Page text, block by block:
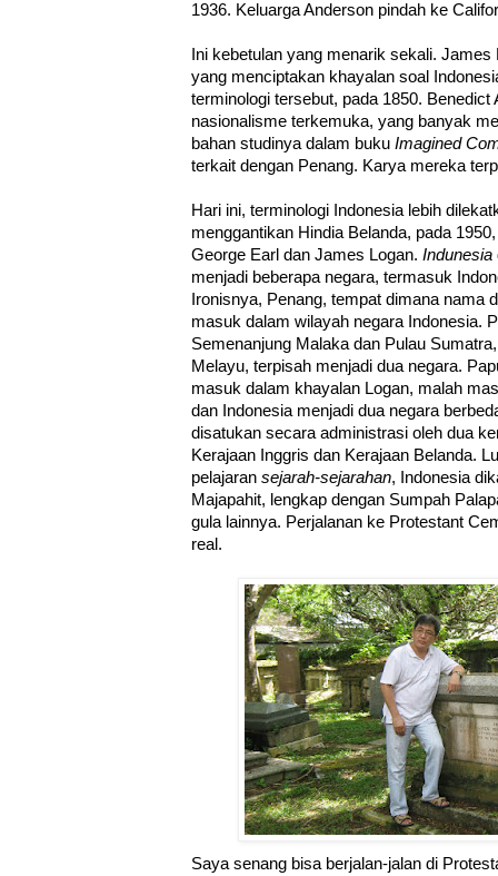
1936. Keluarga Anderson pindah ke
Ini kebetulan yang menarik sekali.
yang menciptakan khayalan soal
terminologi tersebut, pada 1850. Benedict
nasionalisme terkemuka, yang banyak
bahan studinya dalam buku Imagined
terkait dengan Penang. Karya mereka
Hari ini, terminologi Indonesia lebih
menggantikan Hindia Belanda, pada
George Earl dan James Logan. Indunesia
menjadi beberapa negara, termasuk
Ironisnya, Penang, tempat dimana nama
masuk dalam wilayah negara Indonesia.
Semenanjung Malaka dan Pulau
Melayu, terpisah menjadi dua negara.
masuk dalam khayalan Logan, malah
dan Indonesia menjadi dua negara
disatukan secara administrasi oleh dua
Kerajaan Inggris dan Kerajaan Belanda.
pelajaran sejarah-sejarahan, Indonesia
Majapahit, lengkap dengan Sumpah
gula lainnya. Perjalanan ke Protestant
real.
Saya senang bisa berjalan-jalan di